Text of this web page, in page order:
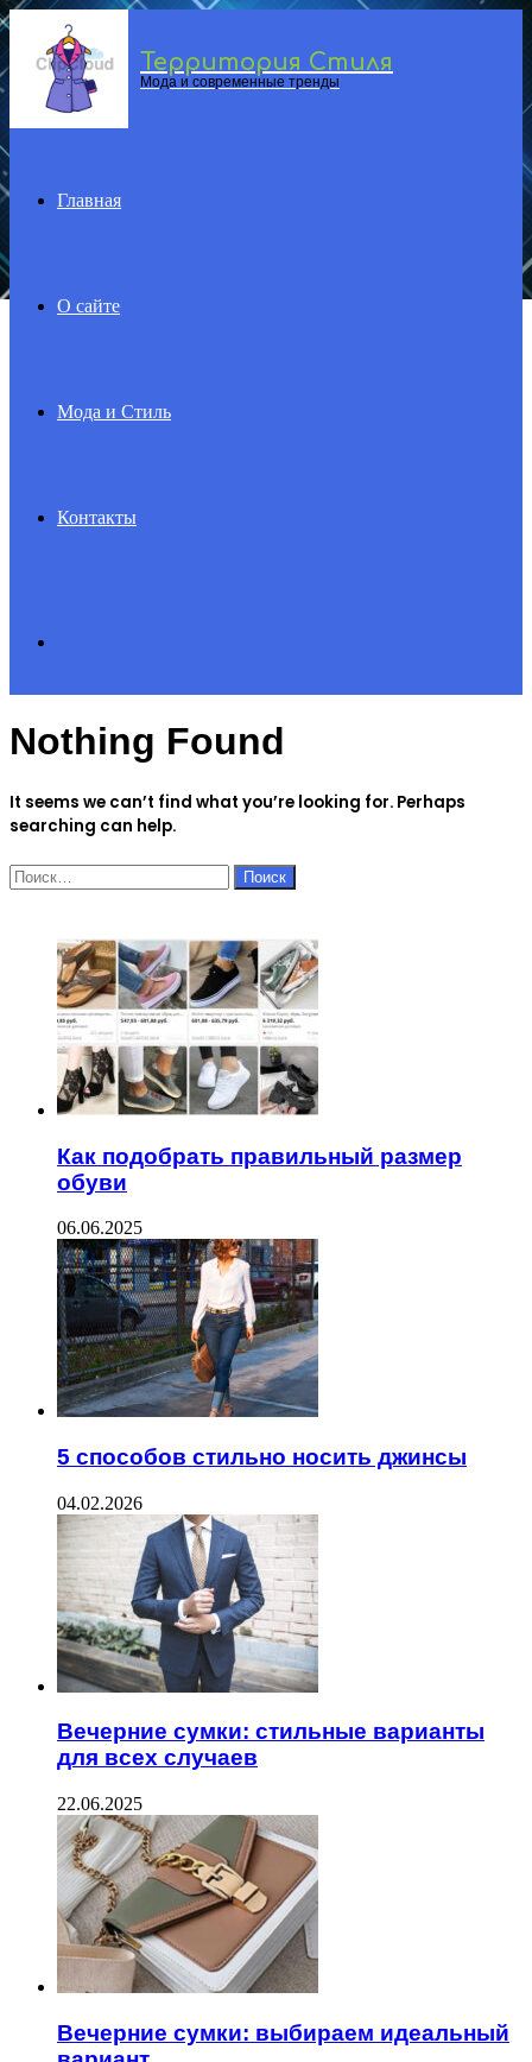
Menu Территория Стиля
Мода и современные тренды
Главная
О сайте
Мода и Стиль
Контакты
for
Nothing Found
It seems we can’t find what you’re looking for. Perhaps
searching can help.
Найти:
Как подобрать правильный размер
обуви
06.06.2025
5 способов стильно носить джинсы
04.02.2026
Вечерние сумки: стильные варианты
для всех случаев
22.06.2025
Вечерние сумки: выбираем идеальный